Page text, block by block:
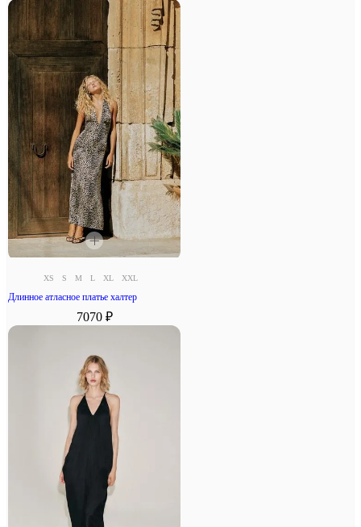
XS S M L XL XXL
Длинное атласное платье халтер
7070 ₽